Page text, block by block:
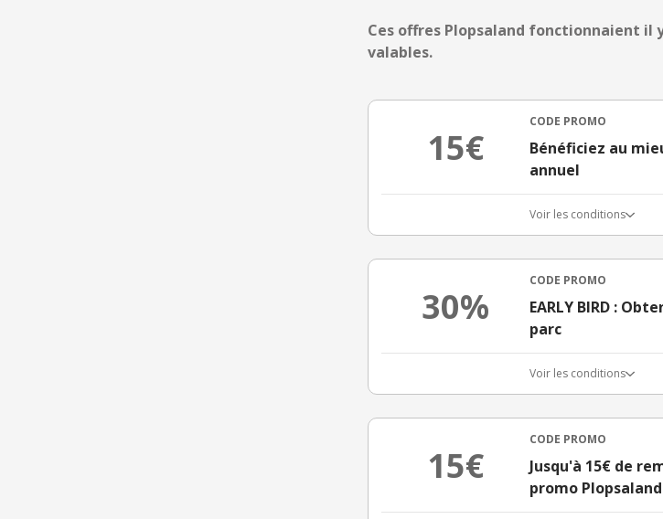
Ces offres Plopsaland fonctionnaient il
valables.
15€
CODE PROMO
Bénéficiez au
annuel
Voir les conditions
30%
CODE PROMO
EARLY BIRD :
parc
Voir les conditions
15€
CODE PROMO
Jusqu'à 15€ de
promo Plopsaland